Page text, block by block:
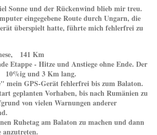
Sonne und der Rückenwind blieb mir treu.
eingegebene Route durch Ungarn, die
überspielt hatte, führte mich fehlerfrei zu
141 Km
Etappe - Hitze und Anstiege ohne Ende. Der
und 3 Km lang.
mein GPS-Gerät fehlerfrei bis zum Balaton.
geplanten Vorhaben, bis nach Rumänien zu
von vielen Warnungen anderer
Ruhetag am Balaton zu machen und dann
anzutreten.